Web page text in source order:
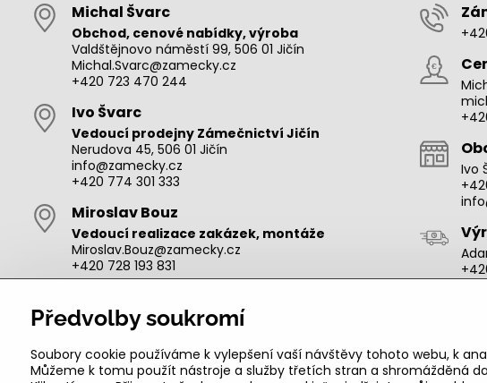
Michal Švarc
Obchod, cenové nabídky, výroba
Valdštějnovo náměstí 99, 506 01 Jičín
Michal.Svarc@zamecky.cz
+420 723 470 244
Ivo Švarc
Vedoucí prodejny Zámečnictví Jičín
Nerudova 45, 506 01 Jičín
info@zamecky.cz
+420 774 301 333
Miroslav Bouz
Vedoucí realizace zakázek, montáže
Miroslav.Bouz@zamecky.cz
+420 728 193 831
Výroba autoklíčů, technik pro oblast Jičín
adam.zeman@zamecky.cz
+420 602 656 684
Ivo
Předvolby soukromí
Soubory cookie používáme k vylepšení vaší návštěvy tohoto webu, k
Můžeme k tomu použít nástroje a služby třetích stran a shromážděná